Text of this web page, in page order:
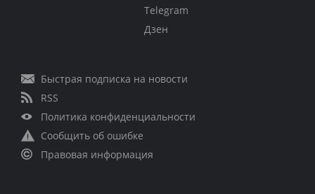
Telegram
Дзен
Быстрая подписка на новости
RSS
Политика конфиденциальности
Сообщить об ошибке
Правовая информация